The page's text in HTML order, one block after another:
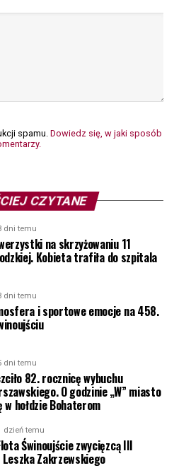
spamu. Dowiedz się, w jaki sposób
CZYTANE
dni temu
na skrzyżowaniu 11
Kobieta trafiła do szpitala
dni temu
i sportowe emocje na 458.
dni temu
82. rocznicę wybuchu
O godzinie „W” miasto
w hołdzie Bohaterom
dzień temu
Świnoujście zwycięzcą III
Leszka Zakrzewskiego